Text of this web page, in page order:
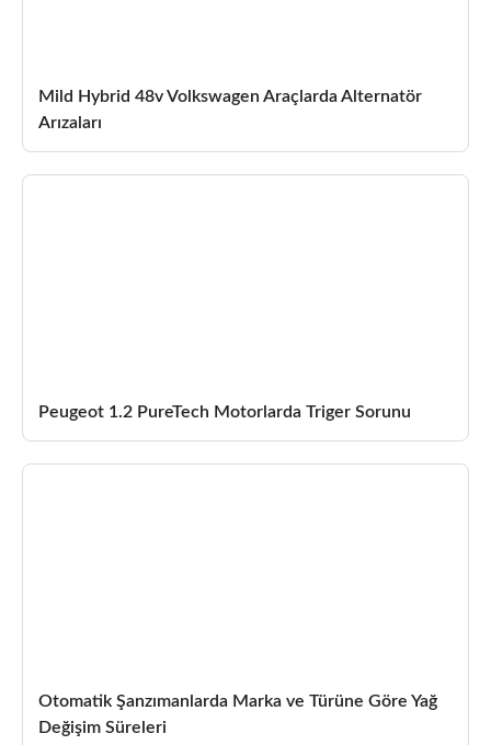
Mild Hybrid 48v Volkswagen Araçlarda Alternatör
Arızaları
Peugeot 1.2 PureTech Motorlarda Triger Sorunu
Otomatik Şanzımanlarda Marka ve Türüne Göre Yağ
Değişim Süreleri